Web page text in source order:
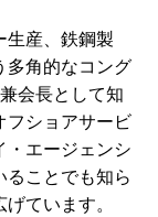
生産、鉄鋼製
多角的なコング
会長として知
フショアサービ
・エージェンシ
ことでも知ら
ています。